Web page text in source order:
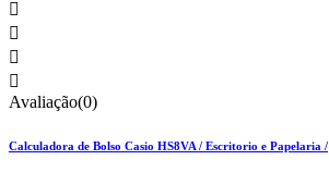




Avaliação(0)
Calculadora de Bolso Casio HS8VA / Escritorio e Papelaria /